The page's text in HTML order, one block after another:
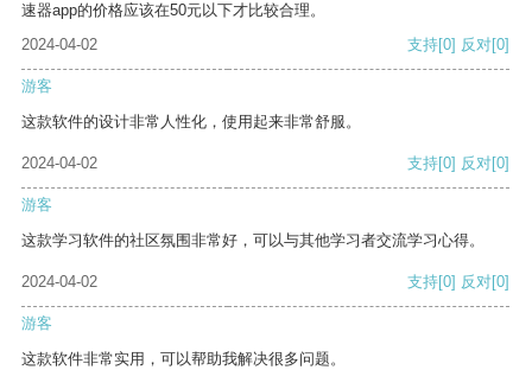
速器app的价格应该在50元以下才比较合理。
2024-04-02
支持[0] 反对[0]
游客
这款软件的设计非常人性化，使用起来非常舒服。
2024-04-02 支持[0] 反对[0]
游客
这款学习软件的社区氛围非常好，可以与其他学习者交流学习心得。
2024-04-02 支持[0] 反对[0]
游客
这款软件非常实用，可以帮助我解决很多问题。